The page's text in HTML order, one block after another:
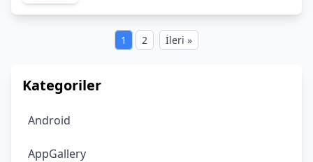
Kategoriler
Android
AppGallery
1 2 İleri »